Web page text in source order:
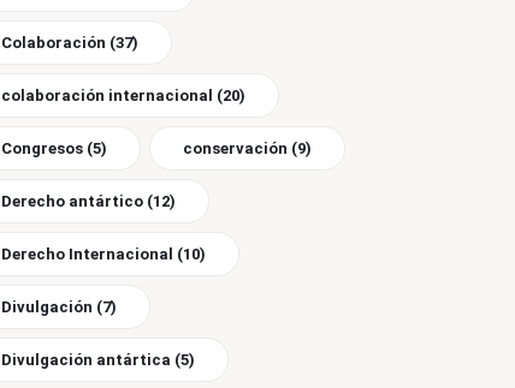
Colaboración (37)
colaboración internacional (20)
Congresos (5) conservación (9)
Derecho antártico (12)
Derecho Internacional (10)
Divulgación (7)
Divulgación antártica (5)